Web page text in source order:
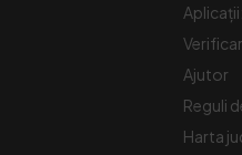
Ajutor
Reguli
Harta